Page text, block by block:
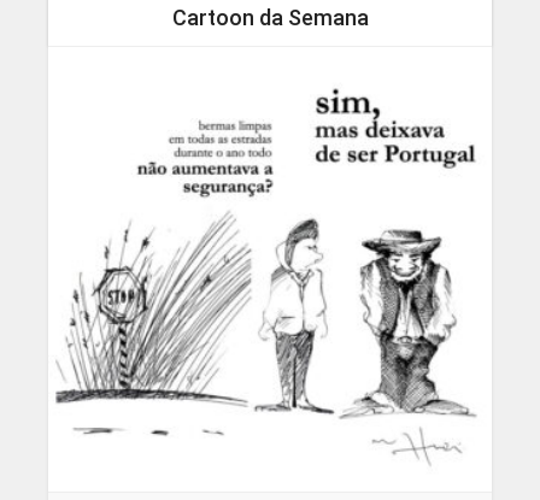
Cartoon da Semana